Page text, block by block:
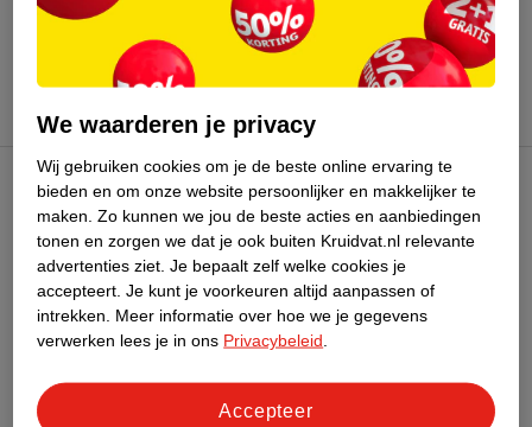
Kruidvat Club
Klantenservice
Over Kruidvat
We waarderen je privacy
Wij gebruiken cookies om je de beste online ervaring te
bieden en om onze website persoonlijker en makkelijker te
maken. Zo kunnen we jou de beste acties en aanbiedingen
tonen en zorgen we dat je ook buiten Kruidvat.nl relevante
advertenties ziet. Je bepaalt zelf welke cookies je
accepteert. Je kunt je voorkeuren altijd aanpassen of
intrekken.
Meer informatie over hoe we je gegevens
verwerken lees je in ons Privacybeleid
Accepteer